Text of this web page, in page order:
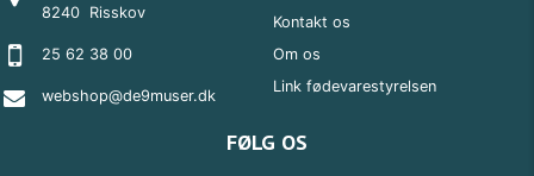
8240 Risskov
25 62 38 00
webshop@de9muser.dk
Kontakt os
Om os
Link fødevarestyrelsen
FØLG OS